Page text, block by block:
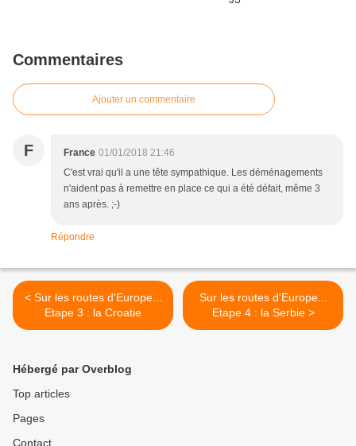
Commentaires
Ajouter un commentaire
F France 01/01/2018 21:46
C'est vrai qu'il a une tête sympathique. Les déménagements
n'aident pas à remettre en place ce qui a été défait, même 3
ans après. ;-)
Répondre
< Sur les routes d'Europe...
Etape 3 : la Croatie
Sur les routes d'Europe...
Etape 4 : la Serbie >
Hébergé par Overblog
Top articles
Pages
Contact